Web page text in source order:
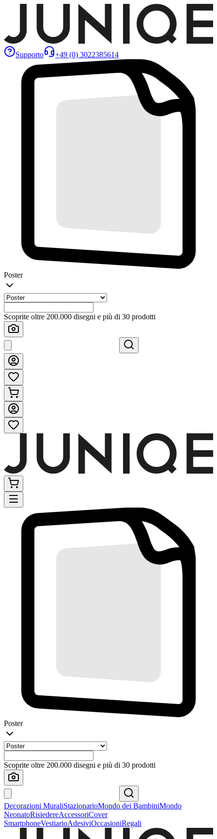
Supporto +49 (0) 3022385614
Poster
Scoprite oltre 200.000 disegni e più di 30 prodotti
Poster
Scoprite oltre 200.000 disegni e più di 30 prodotti
Decorazioni MuraliStazionarioMondo dei BambiniMondo
NeonatoRisiedereAccessoriCover
SmartphoneVestiarioAdesiviOccasioniRegali